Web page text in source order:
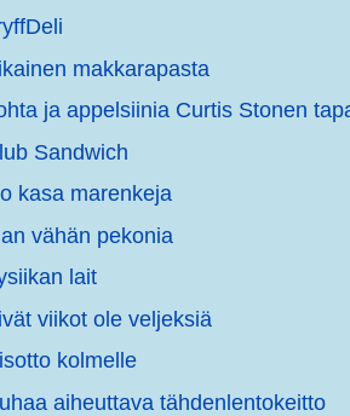
makkarapasta
ja appelsiinia Curtis Stonen
Sandwich
kasa marenkeja
vähän pekonia
lait
viikot ole veljeksiä
kolmelle
aiheuttava tähdenlentokeitto